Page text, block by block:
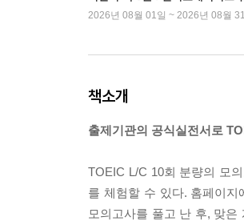
2026년 08월 01일 ~ 2026년 08월
책소개
출제기관의 공식실전서로
TOEIC L/C 10회 분량의 모
를 체험할 수 있다. 홈페이
모의고사를 풀고 난 후, 맞